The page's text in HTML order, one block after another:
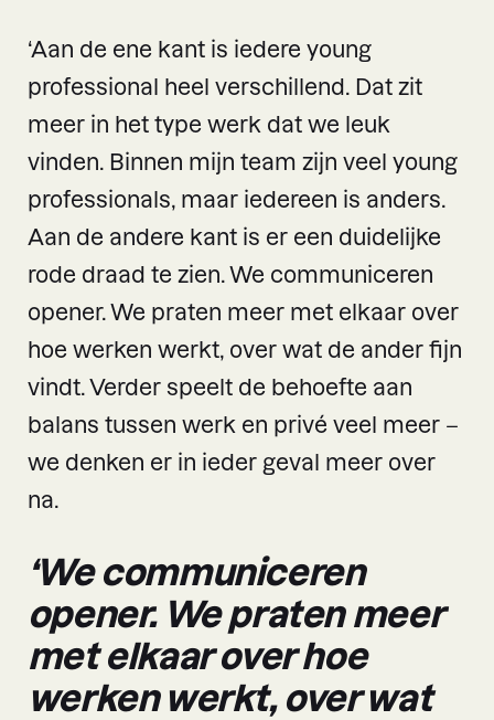
‘Aan de ene kant is iedere young
professional heel verschillend. Dat zit
meer in het type werk dat we leuk
vinden. Binnen mijn team zijn veel young
professionals, maar iedereen is anders.
Aan de andere kant is er een duidelijke
rode draad te zien. We communiceren
opener. We praten meer met elkaar over
hoe werken werkt, over wat de ander fijn
vindt. Verder speelt de behoefte aan
balans tussen werk en privé veel meer –
we denken er in ieder geval meer over
na.
‘We communiceren
opener. We praten meer
met elkaar over hoe
werken werkt, over wat